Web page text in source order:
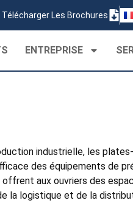
Télécharger Les Brochures
ENTREPRISE
industrielle, les
des équipements de
aux ouvriers des
la logistique et de la